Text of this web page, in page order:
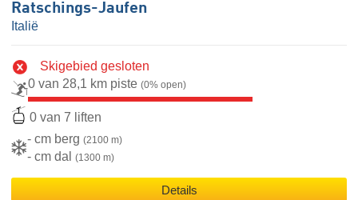
Ratschings-Jaufen
Italië
Skigebied gesloten
0 van 28,1 km piste (0% open)
0 van 7 liften
- cm berg (2100 m)
- cm dal (1300 m)
Details